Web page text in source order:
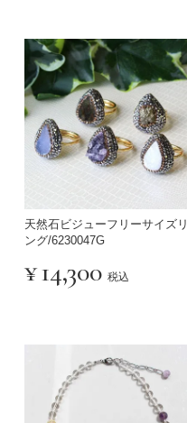
天然石ビジューフリーサイズリ
ング/6230047G
¥14,300 税込